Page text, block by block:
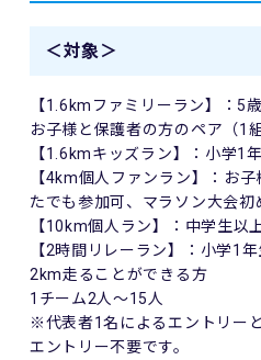
＜対象＞
【1.6kmファミリーラン】：5
お子様と保護者の方のペア（1
【1.6kmキッズラン】：小学1
【4km個人ファンラン】：お
たでも参加可、マラソン大会初
【10km個人ラン】：中学生以
【2時間リレーラン】：小学1
2km走ることができる方
1チーム2人～15人
※代表者1名によるエントリー
エントリー不要です。